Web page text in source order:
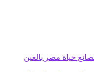
حياة مصر بالعين